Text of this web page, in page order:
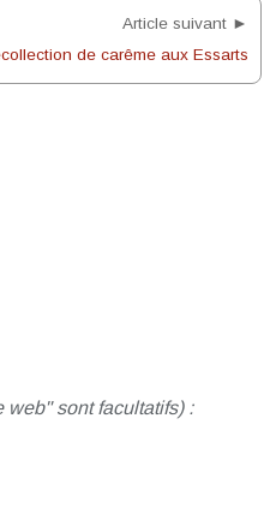
Article suivant ►
de carême aux Essarts
sont facultatifs) :